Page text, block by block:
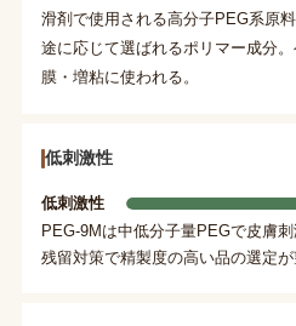
滑剤で使用される高分子PEG系原
途に応じて選ばれるポリマー成分
膜・増粘に使われる。
低刺激性
低刺激性
PEG-9Mは中低分子量PEGで皮膚
残留対策で精製度の高い品の選定が